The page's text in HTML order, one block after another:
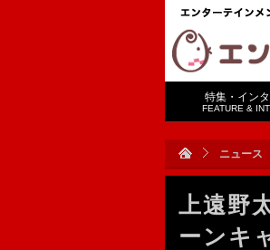
特集・イン
FEATURE &
ニュース
上遠野
ーンキ